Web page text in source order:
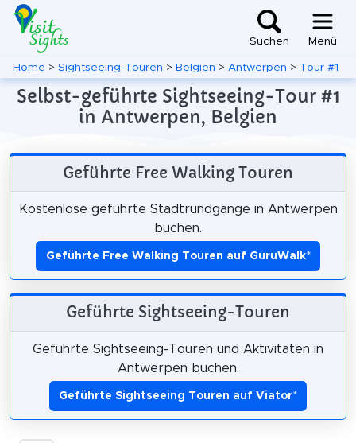
Suchen Menü
Home > Sightseeing-Touren > Belgien > Antwerpen > Tour #1
Selbst-geführte Sightseeing-Tour #1
in Antwerpen, Belgien
Geführte Free Walking Touren
Kostenlose geführte Stadtrundgänge in Antwerpen
buchen.
Geführte Free Walking Touren auf GuruWalk*
Geführte Sightseeing-Touren
Geführte Sightseeing-Touren und Aktivitäten in
Antwerpen buchen.
Geführte Sightseeing Touren auf Viator*